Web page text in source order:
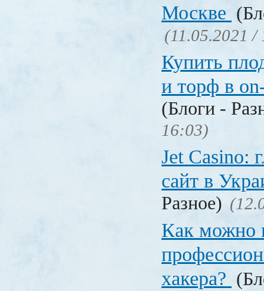
Москве
(11.05.2021 /
Купить
и торф в
(Блоги -
16:03)
Jet Сasino:
сайт в
Разное)
Как можно
хакера?